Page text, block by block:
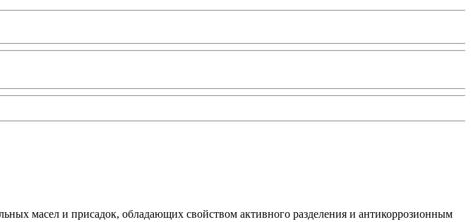
масел и присадок, обладающих свойством активного разделения и антикоррозионным